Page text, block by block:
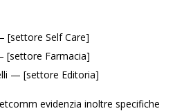
[settore Self Care]
[settore Farmacia]
— [settore Editoria]
evidenzia inoltre specifiche